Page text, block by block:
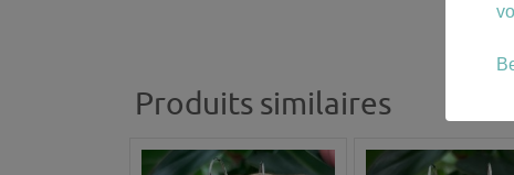
Produits similaires